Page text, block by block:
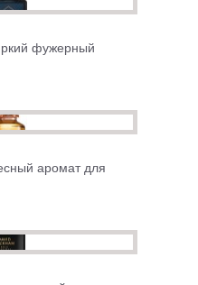
фужерный
аромат для